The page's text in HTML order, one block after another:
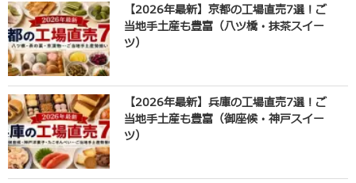
【2026年最新】京都の工場直売7選！ご
当地手土産も豊富（八ツ橋・抹茶スイー
ツ）
【2026年最新】兵庫の工場直売7選！ご
当地手土産も豊富（御座候・神戸スイー
ツ）